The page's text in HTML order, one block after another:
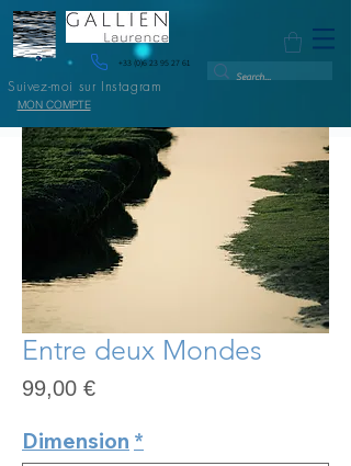
+33 (0)6 23 95 27 61
Suivez-moi sur Instagram
MON COMPTE
Entre deux Mondes
99,00 €Prix
Dimension *